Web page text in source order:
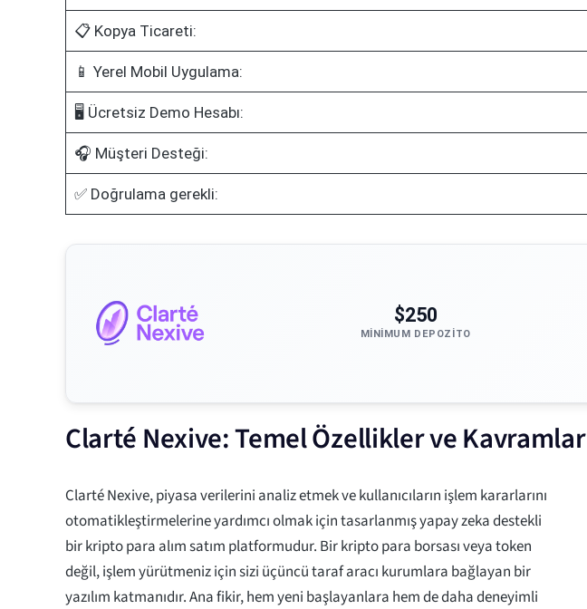
📋 Kopya Ticareti:
📱 Yerel Mobil Uygulama:
🖥️ Ücretsiz Demo Hesabı:
🎧 Müşteri Desteği:
✅ Doğrulama gerekli:
$250
MINIMUM DEPOZITO
Clarté Nexive: Temel Özellikler ve Kavramlar
Clarté Nexive, piyasa verilerini analiz etmek ve kullanıcıların işlem kararlarını
otomatikleştirmelerine yardımcı olmak için tasarlanmış yapay zeka destekli
bir kripto para alım satım platformudur. Bir kripto para borsası veya token
değil, işlem yürütmeniz için sizi üçüncü taraf aracı kurumlara bağlayan bir
yazılım katmanıdır. Ana fikir, hem yeni başlayanlara hem de daha deneyimli